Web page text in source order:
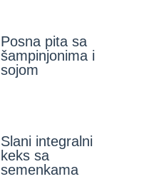
Posna pita sa
šampinjonima i
sojom
Slani integralni
keks sa
semenkama